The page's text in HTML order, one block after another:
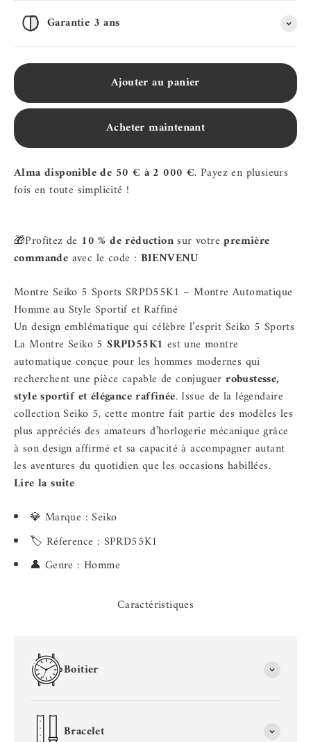
Garantie 3 ans
Ajouter au panier
Acheter maintenant
Alma disponible de 50 € à 2 000 €. Payez en plusieurs
fois en toute simplicité !
🎁Profitez de 10 % de réductionsur votrepremière
commande avec le code : BIENVENU
Montre Seiko 5 Sports SRPD55K1 – Montre Automatique
Homme au Style Sportif et Raffiné
Un design emblématique qui célèbre l’esprit Seiko 5 Sports
La Montre Seiko 5 SRPD55K1 est une montre
automatique conçue pour les hommes modernes qui
recherchent une pièce capable de conjuguerrobustesse,
style sportif et élégance raffinée. Issue de la légendaire
collection Seiko 5, cette montre fait partie des modèles les
plus appréciés des amateurs d’horlogerie mécanique grâce
à son design affirmé et sa capacité à accompagner autant
les aventures du quotidien que les occasions habillées.
Lire la suite
💎 Marque : Seiko
🏷️ Réference : SPRD55K1
👤 Genre : Homme
Caractéristiques
Boitier
Bracelet